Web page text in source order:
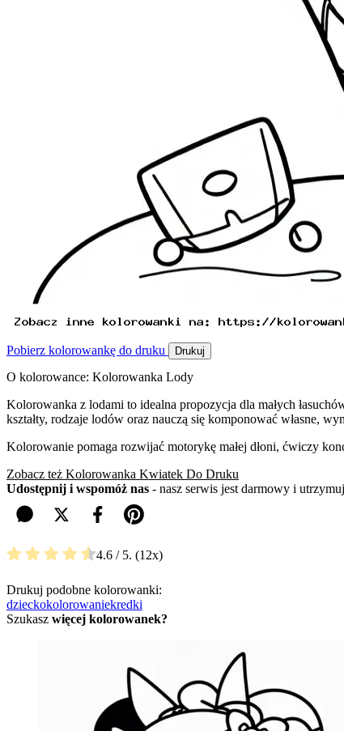
Pobierz kolorowankę do druku Drukuj
O kolorowance: Kolorowanka Lody
Kolorowanka z lodami to idealna propozycja dla małych
kształty, rodzaje lodów oraz nauczą się komponować własne,
Kolorowanie pomaga rozwijać motorykę małej dłoni, ćwiczy
Zobacz też Kolorowanka Kwiatek Do Druku
Udostępnij i wspomóż nas - nasz serwis jest darmowy i
4.6 / 5. 12
Drukuj podobne kolorowanki:
dzieckokolorowaniekredki
Szukasz więcej kolorowanek?